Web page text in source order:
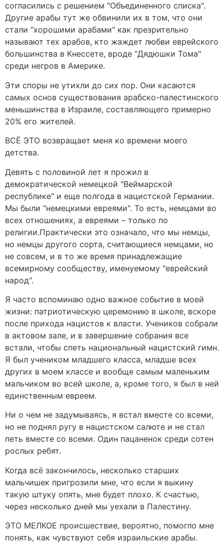
согласились с решением "Объединенного списка".
Другие арабы тут же обвинили их в том, что они
стали "хорошими арабами" как презрительно
называют тех арабов, кто жаждет любви еврейского
большинства в Кнессете, вроде "Дядюшки Тома"
среди негров в Америке.
Эти споры не утихли до сих пор. Они касаются
самых основ существования арабско-палестинского
меньшинства в Израиле, составляющего примерно
20% его жителей.
ВСЁ ЭТО возвращает меня ко времени моего
детства.
Девять с половиной лет я прожил в
демократической немецкой "Веймарской
республике" и еще полгода в нацистской Германии.
Мы были "немецкими евреями". То есть, немцами во
всех отношениях, а евреями – только по
религии.Практически это означало, что мы немцы,
но немцы другого сорта, считающиеся немцами, но
не совсем, и в то же время принадлежащие
всемирному сообществу, именуемому "еврейский
народ".
Я часто вспоминаю одно важное событие в моей
жизни: патриотическую церемонию в школе, вскоре
после прихода нацистов к власти. Учеников собрали
в актовом зале, и в завершение собрания все
встали, чтобы спеть национальный нацистский гимн.
Я был учеником младшего класса, младше всех
других в моем классе и вообще самым маленьким
мальчиком во всей школе, а, кроме того, я был в ней
единственным евреем.
Ни о чем не задумываясь, я встал вместе со всеми,
но не поднял ругу в нацистском салюте и не стал
петь вместе со всеми. Один пацаненок среди сотен
рослых ребят.
Когда всё закончилось, несколько старших
мальчишек пригрозили мне, что если я выкину
такую штуку опять, мне будет плохо. К счастью,
через несколько дней мы уехали в Палестину.
ЭТО МЕЛКОЕ происшествие, вероятно, помогло мне
понять, как чувствуют себя израильские арабы.